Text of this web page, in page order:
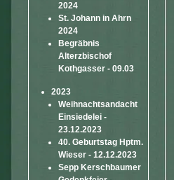
2024
St. Johann in Ahrn
2024
Begräbnis
Alterzbischof
Kothgasser - 09.03
2023
Weihnachtsandacht
Einsiedelei -
23.12.2023
40. Geburtstag Hptm.
Wieser - 12.12.2023
Sepp Kerschbaumer